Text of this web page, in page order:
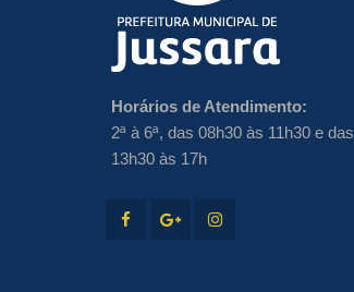
Horários de Atendimento:
2ª à 6ª, das 08h30 às 11h30 e das
13h30 às 17h